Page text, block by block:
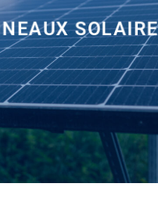
rénovation, dépannage…